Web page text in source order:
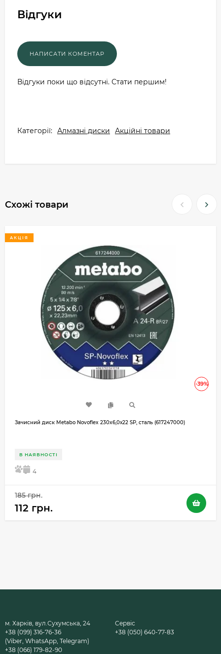
Відгуки
Відгуки поки що відсутні. Стати першим!
Категорії: Алмазні диски Акційні товари
Схожі товари
-39%
АКЦІЯ
Зачисний диск Metabo Novoflex 230x6,0х22 SP, сталь (617247000)
В НАЯВНОСТІ
5 4
185 грн.
112 грн.
м. Харків, вул.Сухумська, 24
+38 (099) 316-76-36
(Viber, WhatsApp, Telegram)
+38 (066) 179-82-90
Сервіс
+38 (050) 640-77-83